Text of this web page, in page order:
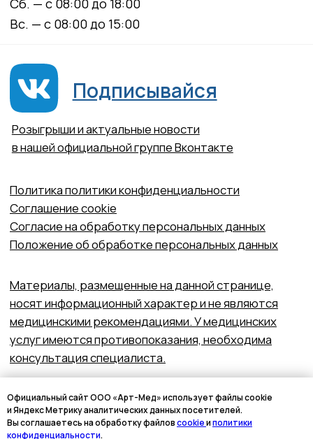
Официальный сайт ООО «Арт-Мед» использует файлы cookie
и Яндекс Метрику аналитических данных посетителей.
Вы соглашаетесь на обработку файловcookieиполитики
конфиденциальности.